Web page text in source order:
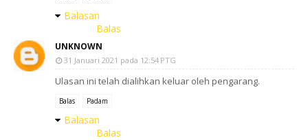
Balasan
Balas
UNKNOWN
31 Januari 2021 pada 12:54 PTG
Ulasan ini telah dialihkan keluar oleh pengarang.
Balas Padam
Balasan
Balas